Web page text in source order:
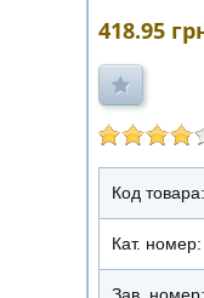
418.95
Код товара:
Кат. номер: